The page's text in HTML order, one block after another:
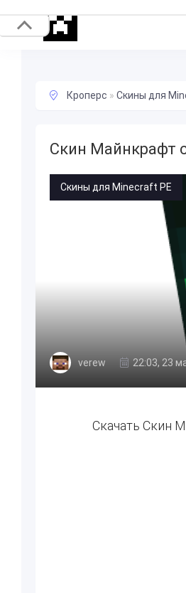
Кроперс » Скины для
Скин Майнкрафт
Скины для Minecraft PE
verew 22:03, 23
Скачать Скин